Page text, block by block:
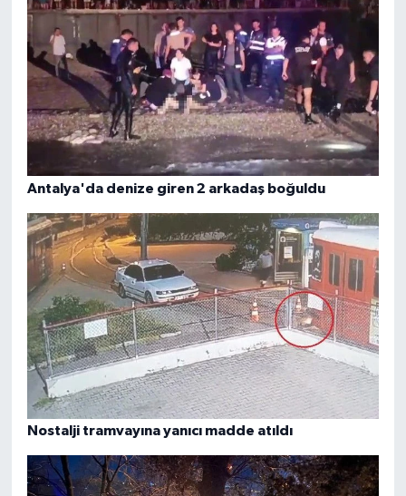
Antalya'da denize giren 2 arkadaş boğuldu
Nostalji tramvayına yanıcı madde atıldı